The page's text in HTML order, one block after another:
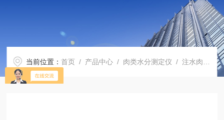
当前位置：首页 / 产品中心 / 肉类水分测定仪 /注水肉检测仪